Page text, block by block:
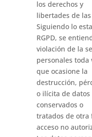
los derechos y
libertades de
Siguiendo lo
RGPD, se
violación de la
personales toda
que ocasione la
destrucción,
o ilícita de
conservados o
tratados de otra
acceso no